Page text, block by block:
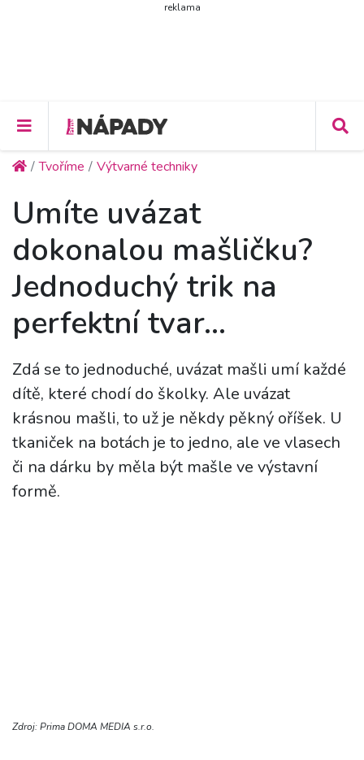
reklama
Tvoříme Výtvarné techniky
Umíte uvázat
dokonalou mašličku?
Jednoduchý trik na
perfektní tvar…
Zdá se to jednoduché, uvázat mašli umí každé
dítě, které chodí do školky. Ale uvázat
krásnou mašli, to už je někdy pěkný oříšek. U
tkaniček na botách je to jedno, ale ve vlasech
či na dárku by měla být mašle ve výstavní
formě.
Zdroj: Prima DOMA MEDIA s.r.o.